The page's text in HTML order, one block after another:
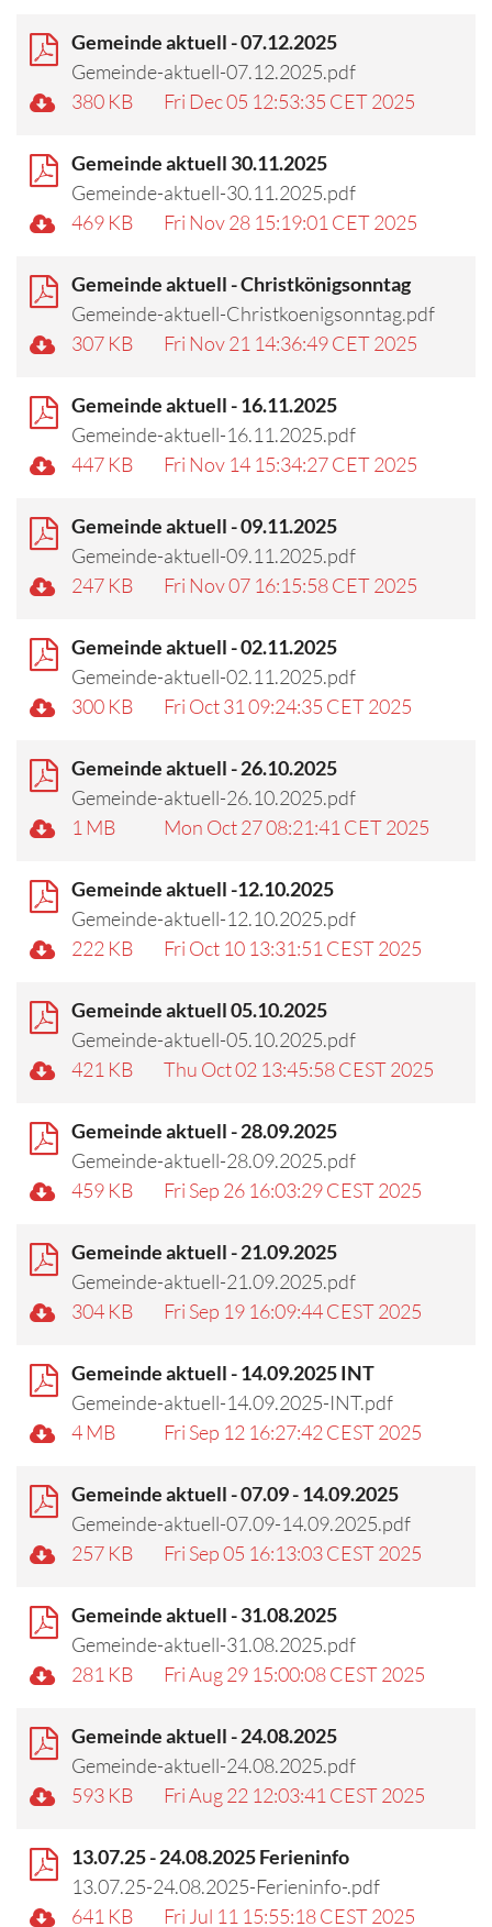
Gemeinde aktuell - 07.12.2025
Gemeinde-aktuell-07.12.2025.pdf
380 KB
Fri Dec 05 12:53:35 CET 2025
Gemeinde aktuell 30.11.2025
Gemeinde-aktuell-30.11.2025.pdf
469 KB
Fri Nov 28 15:19:01 CET 2025
Gemeinde aktuell - Christkönigsonntag
Gemeinde-aktuell-Christkoenigsonntag.pdf
307 KB
Fri Nov 21 14:36:49 CET 2025
Gemeinde aktuell - 16.11.2025
Gemeinde-aktuell-16.11.2025.pdf
447 KB
Fri Nov 14 15:34:27 CET 2025
Gemeinde aktuell - 09.11.2025
Gemeinde-aktuell-09.11.2025.pdf
247 KB
Fri Nov 07 16:15:58 CET 2025
Gemeinde aktuell - 02.11.2025
Gemeinde-aktuell-02.11.2025.pdf
300 KB
Fri Oct 31 09:24:35 CET 2025
Gemeinde aktuell - 26.10.2025
Gemeinde-aktuell-26.10.2025.pdf
1 MB
Mon Oct 27 08:21:41 CET 2025
Gemeinde aktuell -12.10.2025
Gemeinde-aktuell-12.10.2025.pdf
222 KB
Fri Oct 10 13:31:51 CEST 2025
Gemeinde aktuell 05.10.2025
Gemeinde-aktuell-05.10.2025.pdf
421 KB
Thu Oct 02 13:45:58 CEST 2025
Gemeinde aktuell - 28.09.2025
Gemeinde-aktuell-28.09.2025.pdf
459 KB
Fri Sep 26 16:03:29 CEST 2025
Gemeinde aktuell - 21.09.2025
Gemeinde-aktuell-21.09.2025.pdf
304 KB
Fri Sep 19 16:09:44 CEST 2025
Gemeinde aktuell - 14.09.2025 INT
Gemeinde-aktuell-14.09.2025-INT.pdf
4 MB
Fri Sep 12 16:27:42 CEST 2025
Gemeinde aktuell - 07.09 - 14.09.2025
Gemeinde-aktuell-07.09-14.09.2025.pdf
257 KB
Fri Sep 05 16:13:03 CEST 2025
Gemeinde aktuell - 31.08.2025
Gemeinde-aktuell-31.08.2025.pdf
281 KB
Fri Aug 29 15:00:08 CEST 2025
Gemeinde aktuell - 24.08.2025
Gemeinde-aktuell-24.08.2025.pdf
593 KB
Fri Aug 22 12:03:41 CEST 2025
13.07.25 - 24.08.2025 Ferieninfo
13.07.25-24.08.2025-Ferieninfo-.pdf
641 KB
Fri Jul 11 15:55:18 CEST 2025